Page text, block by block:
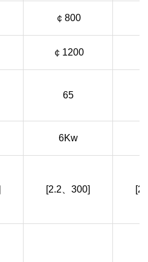
￠ 800
￠ 1200
65
6Kw
[2.2、 300]